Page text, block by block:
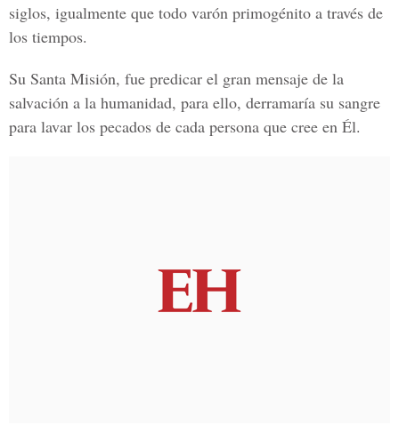
siglos, igualmente que todo varón primogénito a través de
los tiempos.
Su Santa Misión, fue predicar el gran mensaje de la
salvación a la humanidad, para ello, derramaría su sangre
para lavar los pecados de cada persona que cree en Él.